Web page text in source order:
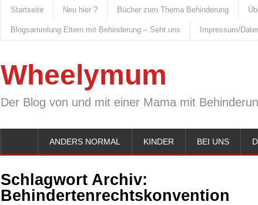
Startseite Neu hier ? Bücher zum Thema Behinderung
Blogsammlung Eltern mit Behinderung – Seht uns Impressum/
Wheelymum
Der Blog von und mit einer Mama mit
ANDERS NORMAL KINDER BEI UNS
Schlagwort Archiv:
Behindertenrechtskonvention